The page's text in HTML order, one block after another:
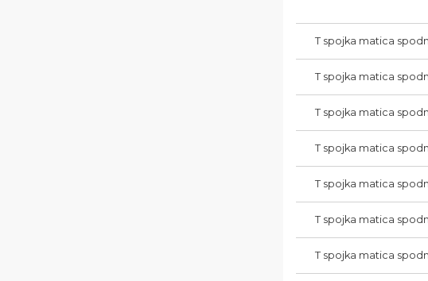
T spojka matica
T spojka matica
T spojka matica
T spojka matica
T spojka matica
T spojka matica
T spojka matica